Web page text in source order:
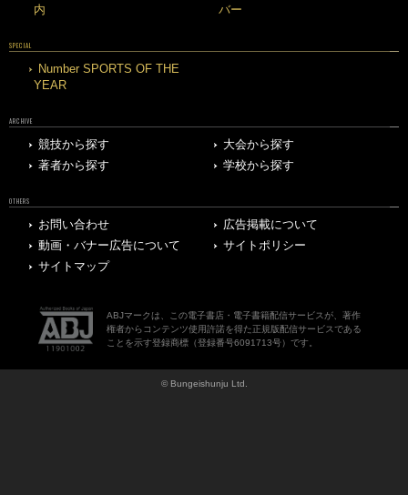
内
バー
SPECIAL
Number SPORTS OF THE
YEAR
ARCHIVE
競技から探す
大会から探す
著者から探す
学校から探す
OTHERS
お問い合わせ
広告掲載について
動画・バナー広告について
サイトポリシー
サイトマップ
ABJマークは、この電子書店・電子書籍配信サービスが、著作
権者からコンテンツ使用許諾を得た正規版配信サービスである
ことを示す登録商標（登録番号6091713号）です。
© Bungeishunju Ltd.